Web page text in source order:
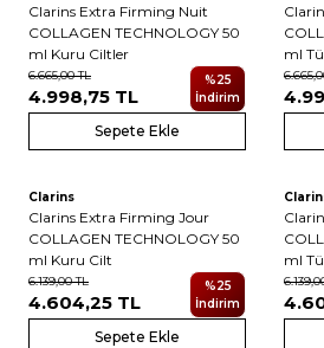
Clarins Extra Firming Nuit
COLLAGEN TECHNOLOGY 50
ml Kuru Ciltler
6.665,00TL
4.998,75 TL
%25
İndirim
Sepete Ekle
ml
Clarins
Clarins Extra Firming Jour
COLLAGEN TECHNOLOGY 50
ml Kuru Cilt
6.139,00TL
4.604,25 TL
%25
İndirim
Sepete Ekle
ml